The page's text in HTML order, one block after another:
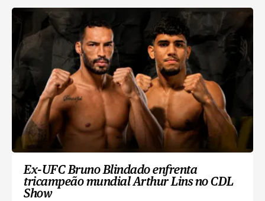
Ex-UFC Bruno Blindado enfrenta
tricampeão mundial Arthur Lins no CDL
Show